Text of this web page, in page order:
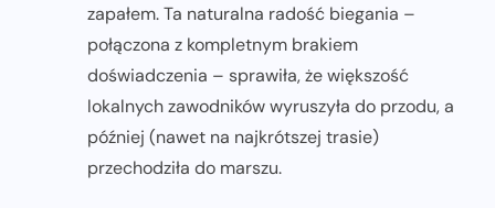
zapałem. Ta naturalna radość biegania –
połączona z kompletnym brakiem
doświadczenia – sprawiła, że większość
lokalnych zawodników wyruszyła do przodu, a
później (nawet na najkrótszej trasie)
przechodziła do marszu.